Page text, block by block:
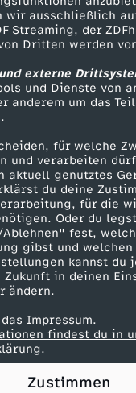
wir ausschließlich
Streaming, der
Dritten werden
externe
und Dienste von
anderem um das
für welche
und verarbeiten
aktuell genutztes
du deine
für die
Oder du
fest,
gibst und
kannst du
in deinen
ändern.
Impressum.
findest du in
Zustimmen